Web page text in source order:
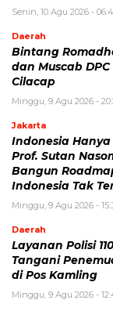
Senin, 10 Agu 2026 -
Daerah
Bintang
dan Muscab
Cilacap
Minggu, 9 Agu 2026 -
Jakarta
Indonesia
Prof. Sutan
Bangun
Indonesia Tak
Minggu, 9 Agu 2026 -
Daerah
Layanan Polisi
Tangani
di Pos Kamling
Minggu, 9 Agu 2026 -